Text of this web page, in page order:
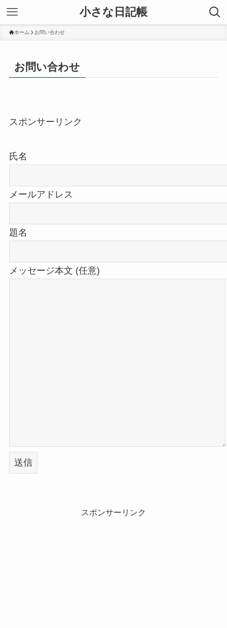
小さな日記帳
ホーム お問い合わせ
お問い合わせ
スポンサーリンク
氏名
メールアドレス
題名
メッセージ本文 (任意)
スポンサーリンク